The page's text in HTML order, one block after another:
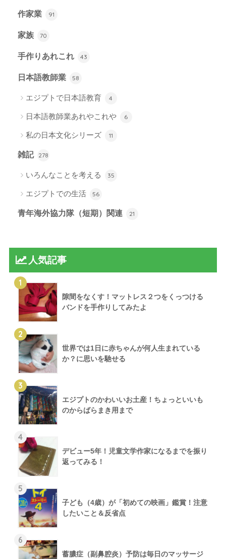
作家業 91
家族 70
手作りあれこれ 43
日本語教師業 58
エジプトで日本語教育 4
日本語教師業あれやこれや 6
私の日本文化シリーズ 11
雑記 278
いろんなことを考える 35
エジプトでの生活 56
青年海外協力隊（短期）関連 21
人気記事
1
隙間をなくす！マットレス２つをくっつける
バンドを手作りしてみたよ
2
世界では1日に赤ちゃんが何人生まれている
か？に思いを馳せる
3
エジプトのかわいいお土産！ちょっといいも
のからばらまき用まで
4
デビュー5年！児童文学作家になるまでを振り
返ってみる！
5
子ども（4歳）が「初めての映画」鑑賞！注意
したいこと＆反省点
6
蓄膿症（副鼻腔炎）予防は毎日のマッサージ